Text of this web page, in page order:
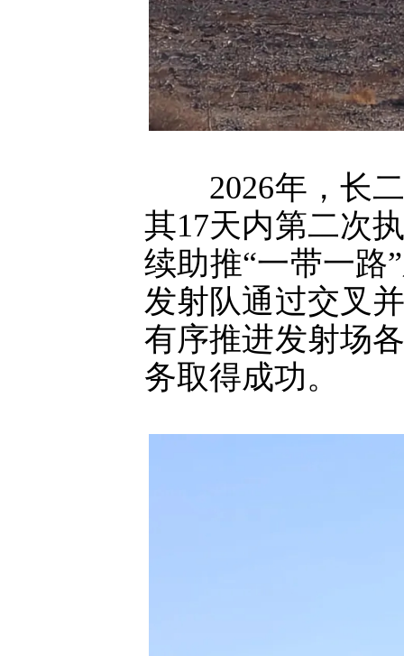
2026年，长二
其17天内第二次
续助推“一带一路
发射队通过交叉
有序推进发射场
务取得成功。